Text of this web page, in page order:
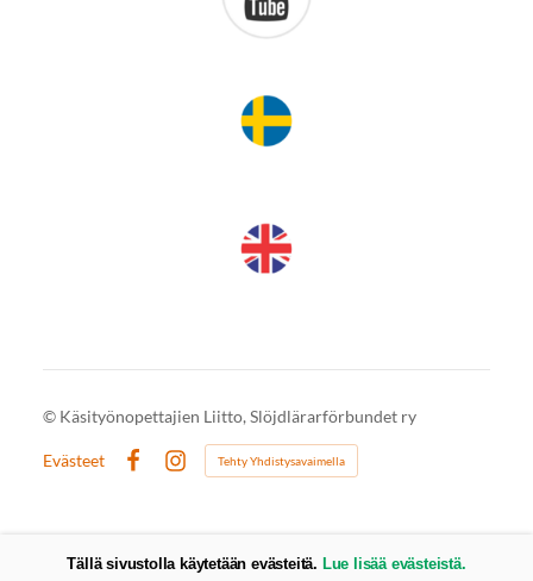
© Käsityönopettajien Liitto, Slöjdlärarförbundet ry
Evästeet
Instagram
Tehty Yhdistysavaimella
Tällä sivustolla käytetään evästeitä. Lue lisää evästeistä.